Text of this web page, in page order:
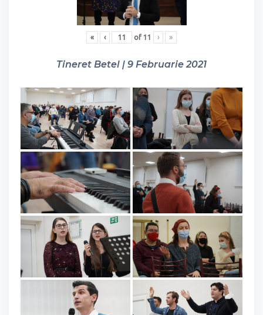
« ‹ of 11 › »
Tineret Betel | 9 Februarie 2021